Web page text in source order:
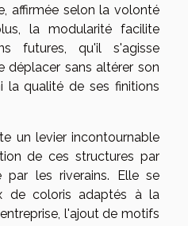
affirmée selon la volonté
la modularité facilite
futures, qu'il s'agisse
déplacer sans altérer son
la qualité de ses finitions
un levier incontournable
de ces structures par
par les riverains. Elle se
de coloris adaptés à la
l'ajout de motifs